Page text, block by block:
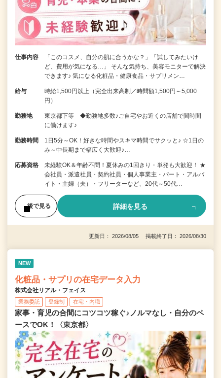
仕事内容
「このコスメ、自分の肌に合うかな？」「試してみたいけ
ど、費用が気になる…」 そんな気持ち、美容モニターで解決
できます♪ 気になる化粧品・健康食品・サプリメン…
給与
時給1,500円以上（完全出来高制／時間額1,500円～5,000
円）
勤務地
東京都下等 ◆勤務地多数♪ご自宅やお近くの店舗で間時間
に働けます♪
勤務時間
1日5分～OK！好きな時間やスキマ時間でサクッと♪ ☆1日の
み～中長期まで幅広く大歓迎♪…
応募資格
未経験OK＆年齢不問！夏休みの1回きり・単発も大歓迎！ ★
会社員・派遣社員・契約社員・個人事業主・パート・アルバ
イト・主婦（夫）・フリーターなど、20代～50代…
後で見る 詳細を見る
更新日： 2026/08/05 掲載終了日： 2026/08/30
NEW
化粧品・サプリの在宅データ入力
株式会社リアル・フェイス
業務委託 登録制 在宅・内職
家事・育児の合間にコツコツ稼ぐ♪ノルマなし・自分のペ
ースでOK！〈東京都〉